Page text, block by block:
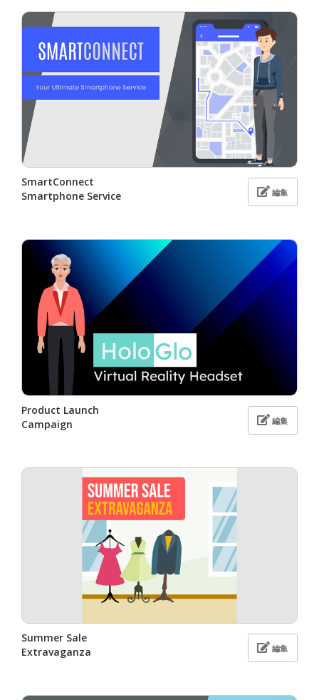
SmartConnect
Smartphone Service
編集
Product Launch
Campaign
編集
Summer Sale
Extravaganza
編集